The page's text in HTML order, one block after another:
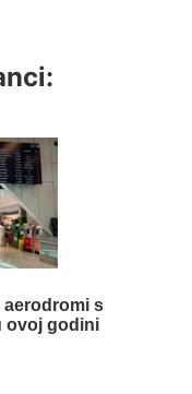
aerodromi s
ovoj godini